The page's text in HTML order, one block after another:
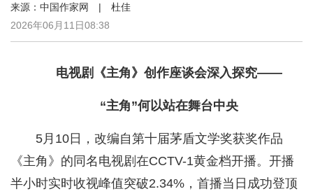
来源：中国作家网 | 杜佳
2026年06月11日08:38
电视剧《主角》创作座谈会深入探究——
“主角”何以站在舞台中央
5月10日，改编自第十届茅盾文学奖获奖作品
《主角》的同名电视剧在CCTV-1黄金档开播。开播
半小时实时收视峰值突破2.34%，首播当日成功登顶